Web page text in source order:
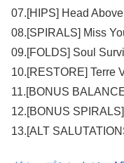
07.[HIPS] Head
08.[SPIRALS] Miss
09.[FOLDS] Soul
10.[RESTORE] Terre
11.[BONUS
12.[BONUS
13.[ALT